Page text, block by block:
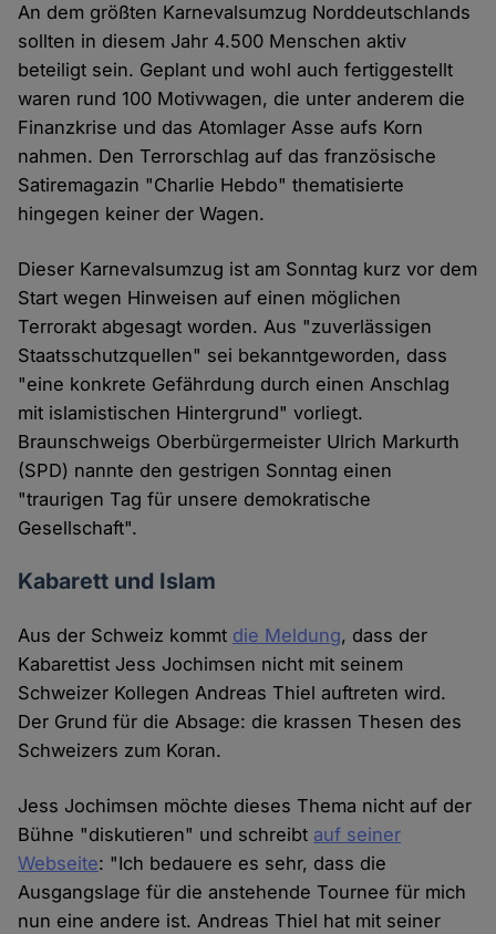
An dem größten Karnevalsumzug Norddeutschlands
sollten in diesem Jahr 4.500 Menschen aktiv
beteiligt sein. Geplant und wohl auch fertiggestellt
waren rund 100 Motivwagen, die unter anderem die
Finanzkrise und das Atomlager Asse aufs Korn
nahmen. Den Terrorschlag auf das französische
Satiremagazin "Charlie Hebdo" thematisierte
hingegen keiner der Wagen.
Dieser Karnevalsumzug ist am Sonntag kurz vor dem
Start wegen Hinweisen auf einen möglichen
Terrorakt abgesagt worden. Aus "zuverlässigen
Staatsschutzquellen" sei bekanntgeworden, dass
"eine konkrete Gefährdung durch einen Anschlag
mit islamistischen Hintergrund" vorliegt.
Braunschweigs Oberbürgermeister Ulrich Markurth
(SPD) nannte den gestrigen Sonntag einen
"traurigen Tag für unsere demokratische
Gesellschaft".
Kabarett und Islam
Aus der Schweiz kommt die Meldung, dass der
Kabarettist Jess Jochimsen nicht mit seinem
Schweizer Kollegen Andreas Thiel auftreten wird.
Der Grund für die Absage: die krassen Thesen des
Schweizers zum Koran.
Jess Jochimsen möchte dieses Thema nicht auf der
Bühne "diskutieren" und schreibt auf seiner
Webseite: "Ich bedauere es sehr, dass die
Ausgangslage für die anstehende Tournee für mich
nun eine andere ist. Andreas Thiel hat mit seiner